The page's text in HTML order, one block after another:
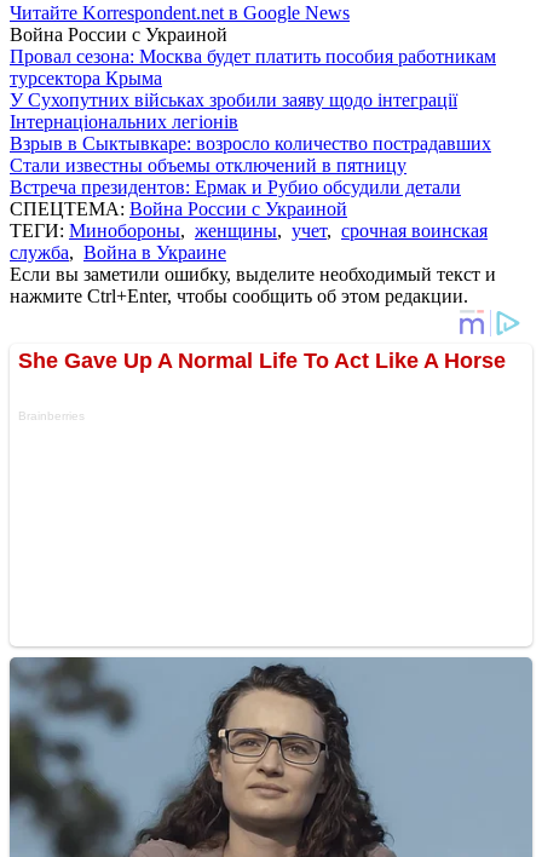
Читайте Korrespondent.net в Google News
Война России с Украиной
Провал сезона: Москва будет платить пособия работникам
турсектора Крыма
У Сухопутних військах зробили заяву щодо інтеграції
Інтернаціональних легіонів
Взрыв в Сыктывкаре: возросло количество пострадавших
Стали известны объемы отключений в пятницу
Встреча президентов: Ермак и Рубио обсудили детали
СПЕЦТЕМА: Война России с Украиной
ТЕГИ: Минобороны, женщины, учет, срочная воинская
служба, Война в Украине
Если вы заметили ошибку, выделите необходимый текст и
нажмите Ctrl+Enter, чтобы сообщить об этом редакции.